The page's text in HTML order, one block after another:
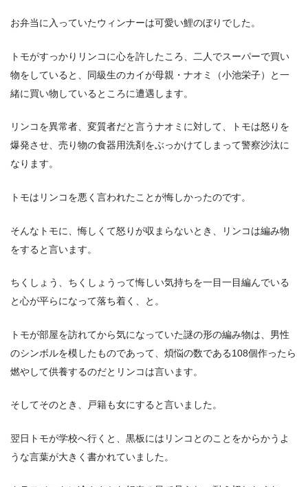
お弁当に入っていたウィンナーは可愛い鯉のぼりでした。
トモがすっかりリンコに心を許したころ、二人でスーパーで買い
物をしていると、同級生のカイが母親・ナオミ（小池栄子）と一
緒に買い物しているところに遭遇します。
リンコを異常者、変質者だと言うナオミに対して、トモは怒りを
爆発させ、売り物の食器用洗剤をぶっかけてしまって警察沙汰に
なります。
トモはリンコを悪く言われたことが悔しかったのです。
そんなトモに、悔しくて怒りが収まらないとき、リンコは編み物
をすると言います。
ちくしょう、ちくしょうって悔しい気持ちを一目一目編んでいる
と心が平らになって落ち着く、と。
トモが部屋を訪れてから気になっていた謎の形の編み物は、男性
のシンボルを模したものであって、煩悩の数である108個作ったら
燃やして供養するのだとリンコは言います。
そしてそのとき、戸籍も女にすると言いました。
翌日トモが学校へ行くと、黒板にはリンコとのことをからかうよ
うな言葉が大きく書かれていました。